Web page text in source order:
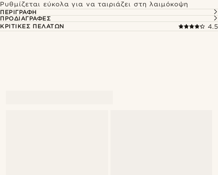
Ρυθμίζεται εύκολα για να ταιριάζει στη λαιμόκοψη
ΠΕΡΙΓΡΑΦΉ
ΠΡΟΔΙΑΓΡΑΦΈΣ
ΚΡΙΤΙΚΈΣ ΠΕΛΑΤΏΝ
4.5